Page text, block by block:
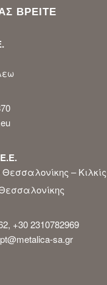
ΒΡΕΙΤΕ
– Κιλκίς
+30 2310782969
sa.gr